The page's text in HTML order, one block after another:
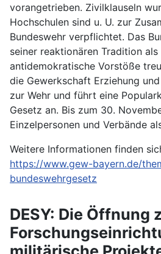
vorangetrieben. Zivilklauseln
Hochschulen sind u. U. zur
Bundeswehr verpflichtet. Das
seiner reaktionären Tradition
antidemokratische Vorstöße
die Gewerkschaft Erziehung
zur Wehr und führt eine
Gesetz an. Bis zum 30.
Einzelpersonen und Verbände
Weitere Informationen finden
https://www.gew-bayern.de/
bundeswehrgesetz
DESY: Die Öffnung